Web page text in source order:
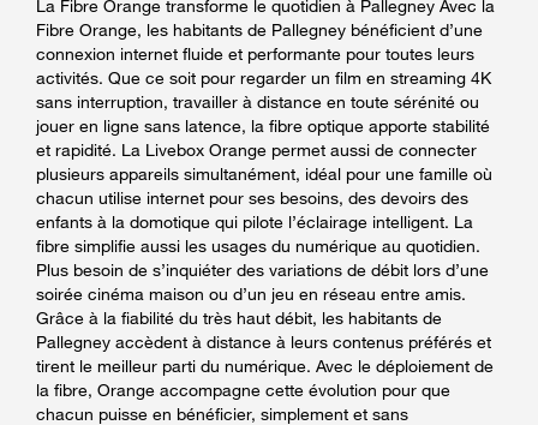
La Fibre Orange transforme le quotidien à Pallegney Avec la
Fibre Orange, les habitants de Pallegney bénéficient d’une
connexion internet fluide et performante pour toutes leurs
activités. Que ce soit pour regarder un film en streaming 4K
sans interruption, travailler à distance en toute sérénité ou
jouer en ligne sans latence, la fibre optique apporte stabilité
et rapidité. La Livebox Orange permet aussi de connecter
plusieurs appareils simultanément, idéal pour une famille où
chacun utilise internet pour ses besoins, des devoirs des
enfants à la domotique qui pilote l’éclairage intelligent. La
fibre simplifie aussi les usages du numérique au quotidien.
Plus besoin de s’inquiéter des variations de débit lors d’une
soirée cinéma maison ou d’un jeu en réseau entre amis.
Grâce à la fiabilité du très haut débit, les habitants de
Pallegney accèdent à distance à leurs contenus préférés et
tirent le meilleur parti du numérique. Avec le déploiement de
la fibre, Orange accompagne cette évolution pour que
chacun puisse en bénéficier, simplement et sans